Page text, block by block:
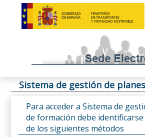
Sistema de gestión de
Para acceder a Sistema de
de formación debe
de los siguientes métodos